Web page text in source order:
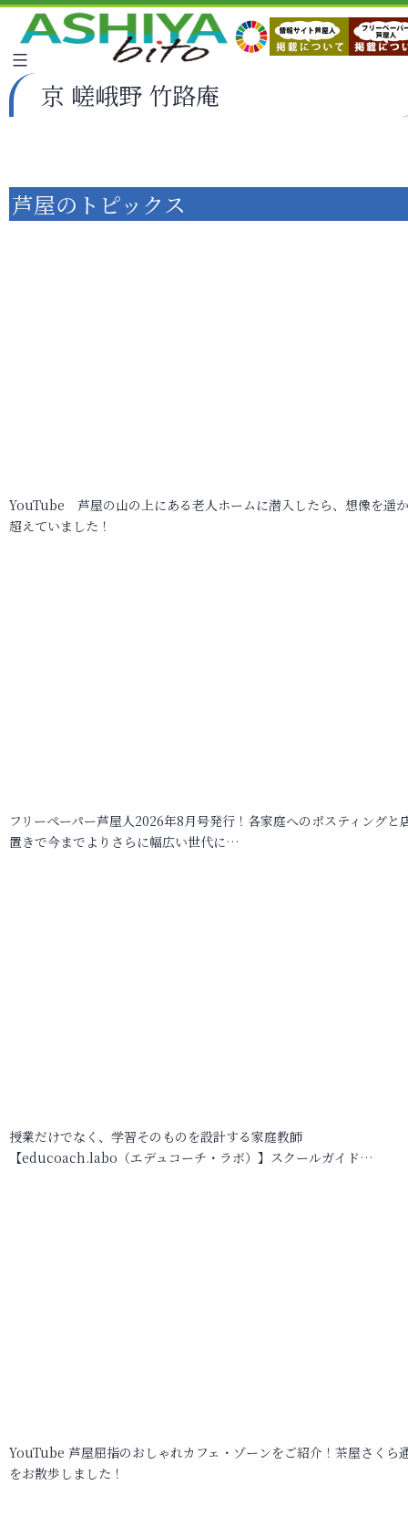
京 嵯峨野 竹路庵
芦屋のトピックス
YouTube 芦屋の山の上にある老人ホームに潜入したら、想像を遥
超えていました！
フリーペーパー芦屋人2026年8月号発行！各家庭へのポスティングと
置きで今までよりさらに幅広い世代に…
授業だけでなく、学習そのものを設計する家庭教師
【educoach.labo（エデュコーチ・ラボ）】スクールガイド…
YouTube 芦屋屈指のおしゃれカフェ・ゾーンをご紹介！茶屋さくら
をお散歩しました！